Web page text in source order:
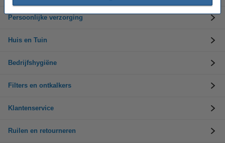
Persoonlijke verzorging
Huis en Tuin
Bedrijfshygiëne
Filters en ontkalkers
Klantenservice
Ruilen en retourneren